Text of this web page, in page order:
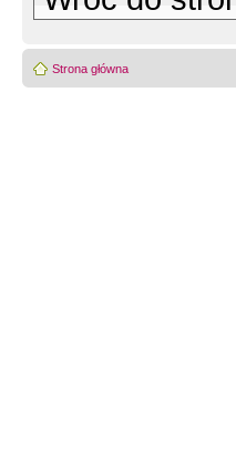
Strona główna